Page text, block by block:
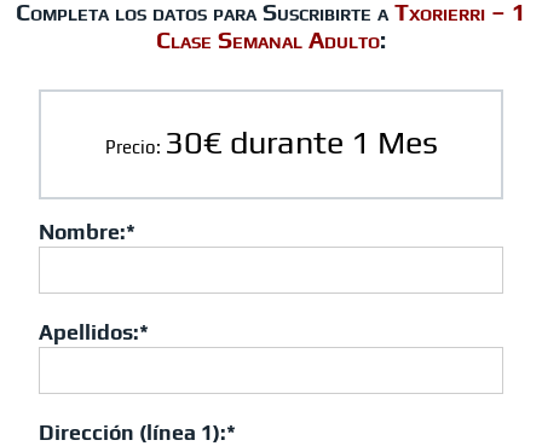
Completa los datos para Suscribirte a Txorierri – 1
Clase Semanal Adulto:
Precio: 30€ durante 1 Mes
Nombre:*
Apellidos:*
Dirección (línea 1):*